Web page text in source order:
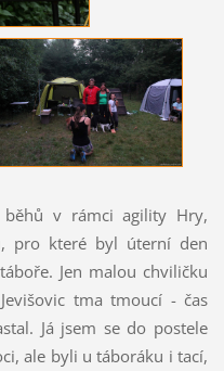
běhů v rámci agility Hry,
pro které byl úterní den
Jen malou chviličku
tma tmoucí - čas
Já jsem se do postele
ale byli u táboráku i tací,